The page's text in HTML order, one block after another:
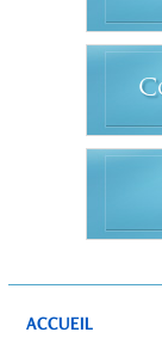
C
ACCUEIL